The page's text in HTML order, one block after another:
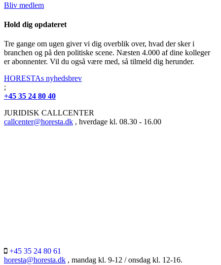
Bliv medlem
Hold dig opdateret
Tre gange om ugen giver vi dig overblik over, hvad der sker i
branchen og på den politiske scene. Næsten 4.000 af dine kolleger
er abonnenter. Vil du også være med, så tilmeld dig herunder.
HORESTAs nyhedsbrev
;
+45 35 24 80 40
JURIDISK CALLCENTER
callcenter@horesta.dk , hverdage kl. 08.30 - 16.00
+45 35 24 80 61
horesta@horesta.dk , mandag kl. 9-12 / onsdag kl. 12-16.